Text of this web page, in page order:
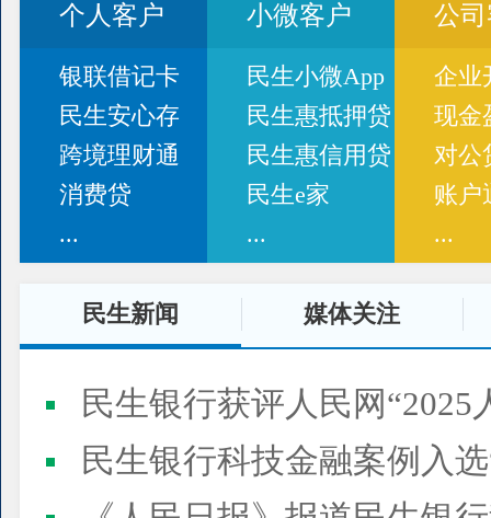
个人客户
银联借记卡
民生安心存
跨境理财通
消费贷
...
小微客户
民生小微App
民生惠抵押贷
民生惠信用贷
民生e家
...
公
企业
现金
对公
账户
...
民生新闻 媒体关注
民生银行获评人民网“2025
民生银行科技金融案例入选“2025人民